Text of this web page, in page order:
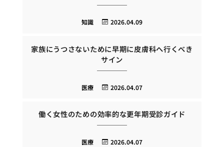
2026.04.09
知識
家族にうつさないために早期に皮膚科へ行くべき
サイン
2026.04.07
医療
働く女性のための効率的な更年期受診ガイド
2026.04.07
医療